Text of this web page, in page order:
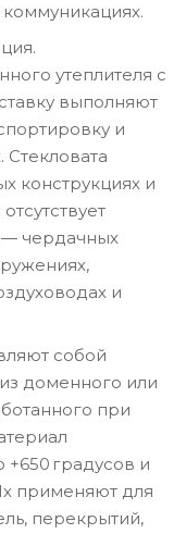
утеплителя с
выполняют
и
конструкциях и
— чердачных
и
собой
доменного или
при
градусов и
применяют для
перекрытий,